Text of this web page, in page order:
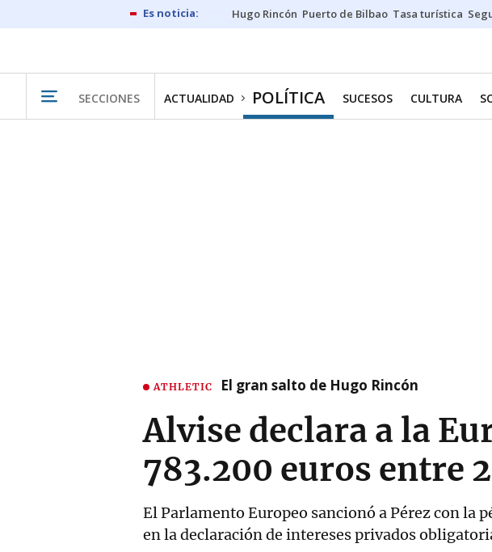
Hugo Rincón Puerto de Bilbao Tasa turística
SECCIONES ACTUALIDAD POLÍTICA SUCESOS CULTURA
ATHLETIC El gran salto de Hugo Rincón
Alvise declara a la
783.200 euros entre
El Parlamento Europeo sancionó a Pérez con la
en la declaración de intereses privados